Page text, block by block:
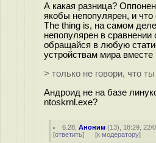
А какая разница?
якобы непопулярен, и
The thing is, на самом
непопулярен в
обращайся в любую
устройствам мира вместе
> только не говори, что
Андроид не на базе
ntoskrnl.exe?
6.28 ,Аноним (13), 18:29, 22/
[ответить] [к модератору]